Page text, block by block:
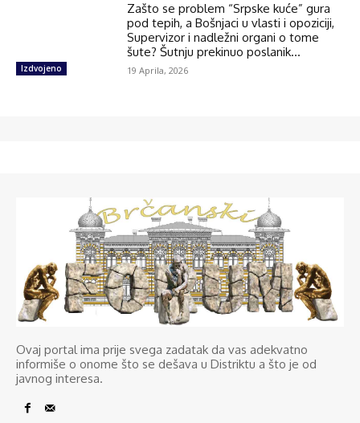
Izdvojeno
Zašto se problem “Srpske kuće” gura
pod tepih, a Bošnjaci u vlasti i opoziciji,
Supervizor i nadležni organi o tome
šute? Šutnju prekinuo poslanik...
19 Aprila, 2026
Ovaj portal ima prije svega zadatak da vas adekvatno
informiše o onome što se dešava u Distriktu a što je od
javnog interesa.